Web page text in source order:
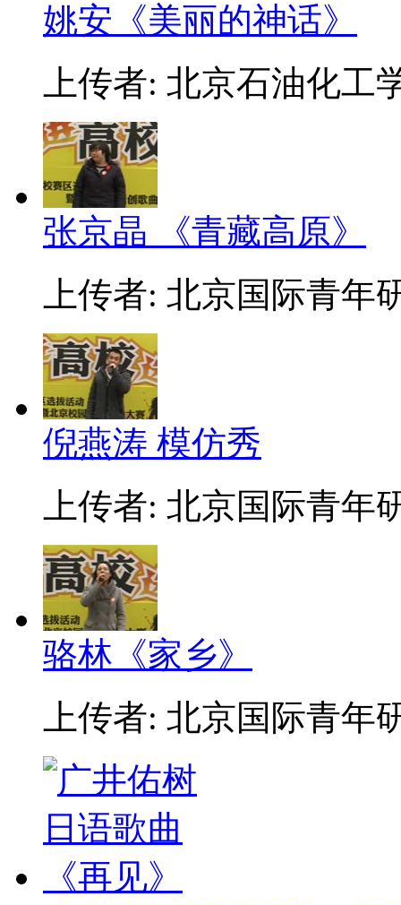
姚安《美丽的神话》
上传者: 北京石油化工
张京晶 《青藏高原》
上传者: 北京国际青年
倪燕涛 模仿秀
上传者: 北京国际青年
骆林《家乡》
上传者: 北京国际青年